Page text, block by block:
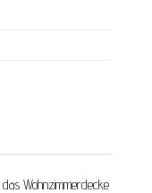
Wohnzimmerdecke